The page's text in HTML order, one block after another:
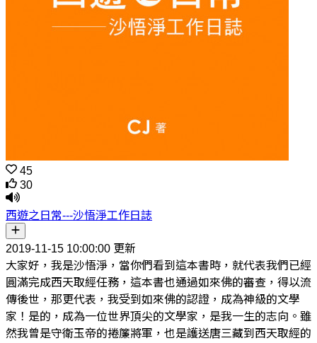
45
30
西遊之日常---沙悟淨工作日誌
2019-11-15 10:00:00 更新
大家好，我是沙悟淨，當你們看到這本書時，就代表我們已經
圓滿完成西天取經任務，這本書也通過如來佛的審查，得以流
傳後世，那更代表，我受到如來佛的認證，成為神級的文學
家！是的，成為一位世界頂尖的文學家，是我一生的志向。雖
然我曾是守衛玉帝的捲簾將軍，也是護送唐三藏到西天取經的